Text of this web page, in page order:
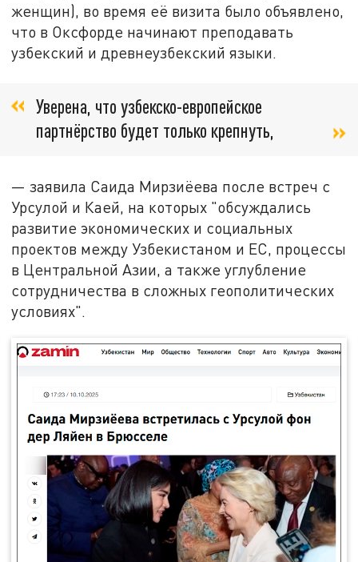
женщин), во время её визита было объявлено,
что в Оксфорде начинают преподавать
узбекский и древнеузбекский языки.
Уверена, что узбекско-европейское
партнёрство будет только крепнуть,
— заявила Саида Мирзиёева после встреч с
Урсулой и Каей, на которых "обсуждались
развитие экономических и социальных
проектов между Узбекистаном и ЕС, процессы
в Центральной Азии, а также углубление
сотрудничества в сложных геополитических
условиях".